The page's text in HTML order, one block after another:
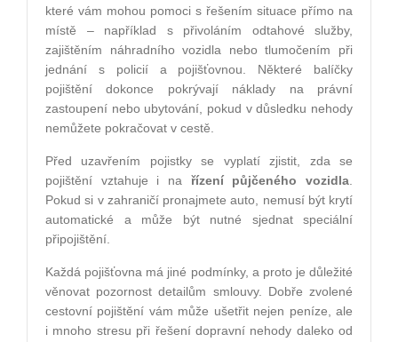
které vám mohou pomoci s řešením situace přímo na
místě – například s přivoláním odtahové služby,
zajištěním náhradního vozidla nebo tlumočením při
jednání s policií a pojišťovnou. Některé balíčky
pojištění dokonce pokrývají náklady na právní
zastoupení nebo ubytování, pokud v důsledku nehody
nemůžete pokračovat v cestě.
Před uzavřením pojistky se vyplatí zjistit, zda se
pojištění vztahuje i na řízení půjčeného vozidla
Pokud si v zahraničí pronajmete auto, nemusí být krytí
automatické a může být nutné sjednat speciální
připojištění.
Každá pojišťovna má jiné podmínky, a proto je důležité
věnovat pozornost detailům smlouvy. Dobře zvolené
cestovní pojištění vám může ušetřit nejen peníze, ale
i mnoho stresu při řešení dopravní nehody daleko od